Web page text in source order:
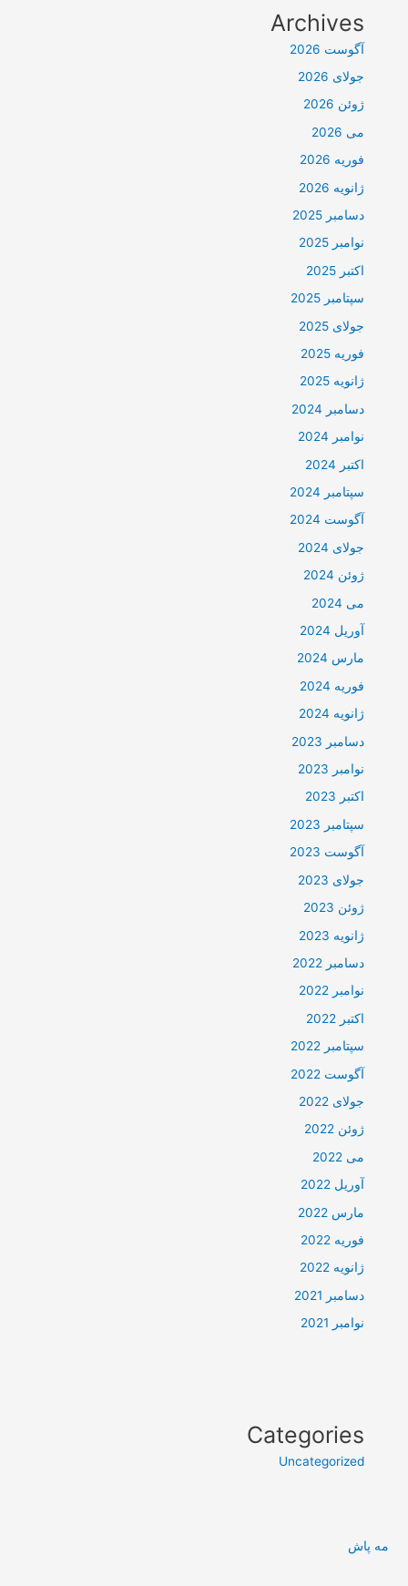
Archives
آگوست 2026
جولای 2026
ژوئن 2026
می 2026
فوریه 2026
ژانویه 2026
دسامبر 2025
نوامبر 2025
اکتبر 2025
سپتامبر 2025
جولای 2025
فوریه 2025
ژانویه 2025
دسامبر 2024
نوامبر 2024
اکتبر 2024
سپتامبر 2024
آگوست 2024
جولای 2024
ژوئن 2024
می 2024
آوریل 2024
مارس 2024
فوریه 2024
ژانویه 2024
دسامبر 2023
نوامبر 2023
اکتبر 2023
سپتامبر 2023
آگوست 2023
جولای 2023
ژوئن 2023
ژانویه 2023
دسامبر 2022
نوامبر 2022
اکتبر 2022
سپتامبر 2022
آگوست 2022
جولای 2022
ژوئن 2022
می 2022
آوریل 2022
مارس 2022
فوریه 2022
ژانویه 2022
دسامبر 2021
نوامبر 2021
Categories
Uncategorized
مه پاش